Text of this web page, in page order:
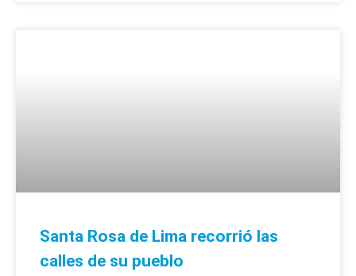
Santa Rosa de Lima recorrió las
calles de su pueblo